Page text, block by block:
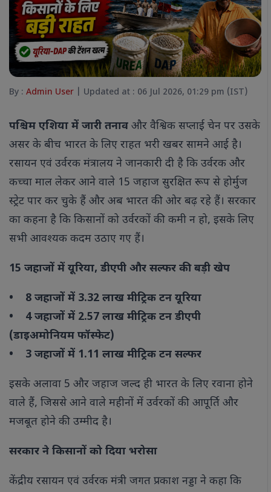
By : Admin User | Updated at : 06 Jul 2026, 01:29 pm (IST)
पश्चिम एशिया में जारी तनाव और वैश्विक सप्लाई चेन पर उसके
असर के बीच भारत के लिए राहत भरी खबर सामने आई है।
रसायन एवं उर्वरक मंत्रालय ने जानकारी दी है कि उर्वरक और
कच्चा माल लेकर आने वाले 15 जहाज सुरक्षित रूप से होर्मुज
स्ट्रेट पार कर चुके हैं और अब भारत की ओर बढ़ रहे हैं। सरकार
का कहना है कि किसानों को उर्वरकों की कमी न हो, इसके लिए
सभी आवश्यक कदम उठाए गए हैं।
15 जहाजों में यूरिया, डीएपी और सल्फर की बड़ी खेप
• 8 जहाजों में 3.32 लाख मीट्रिक टन यूरिया
• 4 जहाजों में 2.57 लाख मीट्रिक टन डीएपी
(डाइअमोनियम फॉस्फेट)
• 3 जहाजों में 1.11 लाख मीट्रिक टन सल्फर
इसके अलावा 5 और जहाज जल्द ही भारत के लिए रवाना होने
वाले हैं, जिससे आने वाले महीनों में उर्वरकों की आपूर्ति और
मजबूत होने की उम्मीद है।
सरकार ने किसानों को दिया भरोसा
केंद्रीय रसायन एवं उर्वरक मंत्री जगत प्रकाश नड्डा ने कहा कि